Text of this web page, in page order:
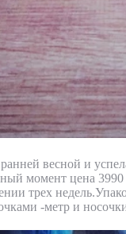
весной и
момент цена
трех
-метр и